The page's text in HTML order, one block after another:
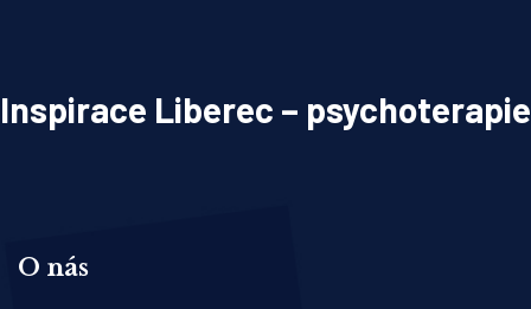
Inspirace Liberec – psychoterapie
O nás